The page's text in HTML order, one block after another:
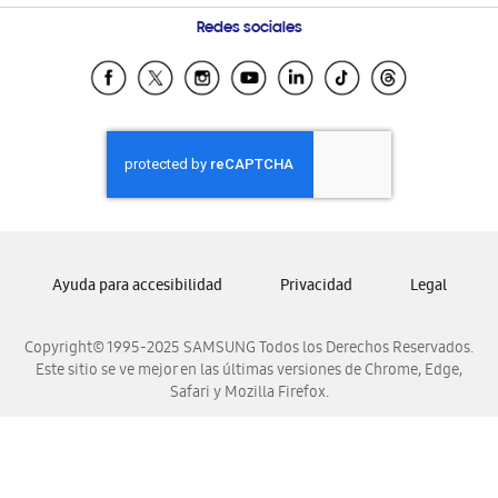
Condiciones de Compra
Preguntas Frecuentes
Samsung Costa Rica
Samsung Ecuador
Samsung El Salvador
Samsung Guatemala
Samsung Honduras
Samsung Nicaragua
Samsung Venezuela
Redes sociales
Copyright© 1995-2025 SAMSUNG Todos los Derechos Reservados.
Este sitio se ve mejor en las últimas versiones de Chrome, Edge,
Safari y Mozilla Firefox.
Ayuda para accesibilidad Privacidad Legal